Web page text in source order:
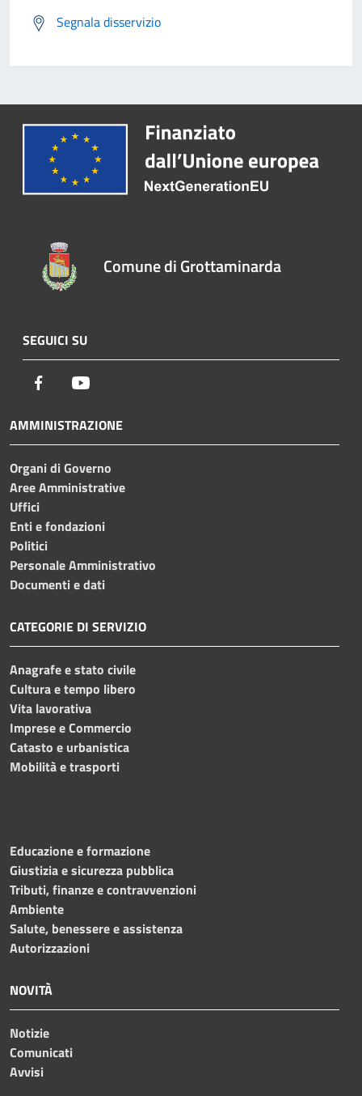
Segnala disservizio
Comune di Grottaminarda
SEGUICI SU
Facebook
AMMINISTRAZIONE
Organi di Governo
Aree Amministrative
Uffici
Enti e fondazioni
Politici
Personale Amministrativo
Documenti e dati
CATEGORIE DI SERVIZIO
Anagrafe e stato civile
Cultura e tempo libero
Vita lavorativa
Imprese e Commercio
Catasto e urbanistica
Mobilità e trasporti
Educazione e formazione
Giustizia e sicurezza pubblica
Tributi, finanze e contravvenzioni
Ambiente
Salute, benessere e assistenza
Autorizzazioni
NOVITÀ
Notizie
Comunicati
Avvisi